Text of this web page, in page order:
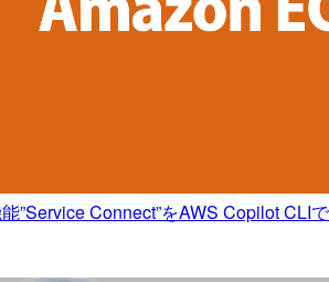
”Service Connect”をAWS Copilot CLI